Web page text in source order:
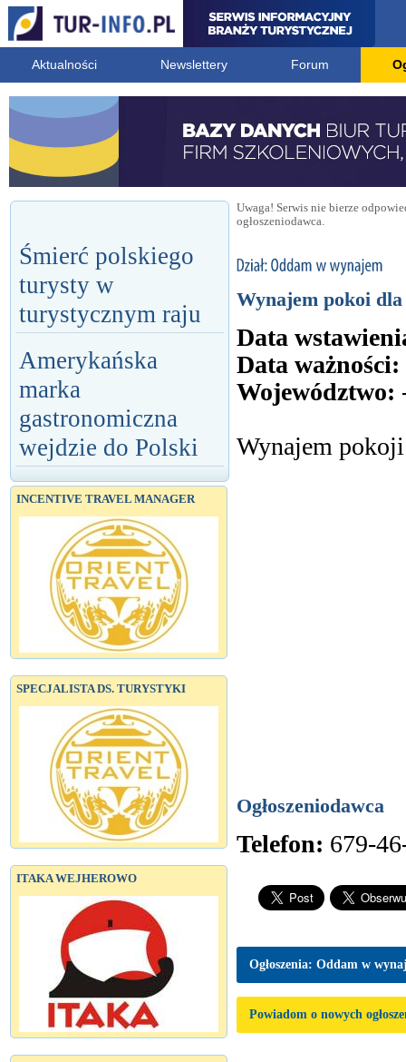
Aktualności Newslettery Forum
Śmierć polskiego
turysty w
turystycznym raju
Amerykańska
marka
gastronomiczna
wejdzie do Polski
INCENTIVE TRAVEL MANAGER
SPECJALISTA DS. TURYSTYKI
ITAKA WEJHEROWO
Uwaga! Serwis nie bierze
ogłoszeniodawca.
Wynajem pokoi
Data
Data ważności:
Województwo:
Wynajem
Ogłoszeniodawca
Telefon: 679-
Ogłoszenia: Oddam w
Powiadom o nowych